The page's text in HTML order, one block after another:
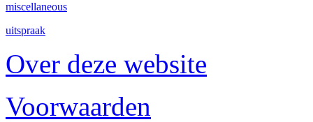
miscellaneous
uitspraak
Over deze website
Voorwaarden